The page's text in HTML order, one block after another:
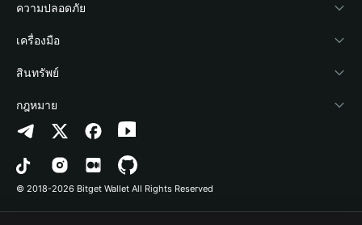
Academy
ข่าวสารด้านคริปโต
ศูนย์ช่วยเหลือ
ติดต่อเรา
ทรัพยากรข้อมูลของแบรนด์
อาชีพ
Stablecoin Earn
Payfi Crypto
Crypto Swap API
Altcoin Season Index
Prediction Markets
DApp
นักพัฒนา
เชื่อมต่อ Wallet
Bitget Wallet Pay
ลิสต์โปรเจกต์
ความปลอดภัย
Protection Fund
เทคโนโลยีความปลอดภัย
เครื่องมือ
ซื้อคริปโต
การตรวจจับการอนุญาต
การตรวจจับสัญญา
การโอนเป็นชุด
สินทรัพย์
Arbitrum
Avalanche
Bitcoin
กฎหมาย
นโยบายความเป็นส่วนตัว
ข้อตกลงในการใช้บริการ
© 2018-2026 Bitget Wallet All Rights Reserved